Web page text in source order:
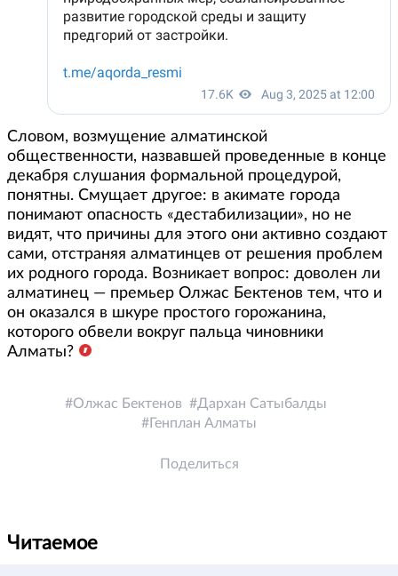
Словом, возмущение алматинской
общественности, назвавшей проведенные в конце
декабря слушания формальной процедурой,
понятны. Смущает другое: в акимате города
понимают опасность «дестабилизации», но не
видят, что причины для этого они активно создают
сами, отстраняя алматинцев от решения проблем
их родного города. Возникает вопрос: доволен ли
алматинец — премьер Олжас Бектенов тем, что и
он оказался в шкуре простого горожанина,
которого обвели вокруг пальца чиновники
Алматы?
Олжас Бектенов
Дархан Сатыбалды
Генплан Алматы
Поделиться
Читаемое